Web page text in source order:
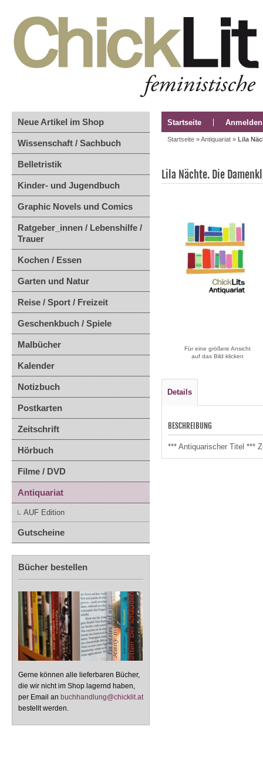
Neue Artikel im Shop
Wissenschaft / Sachbuch
Belletristik
Kinder- und Jugendbuch
Graphic Novels und Comics
Ratgeber_innen / Lebenshilfe /
Trauer
Kochen / Essen
Garten und Natur
Reise / Sport / Freizeit
Geschenkbuch / Spiele
Malbücher
Kalender
Notizbuch
Postkarten
Zeitschrift
Hörbuch
Filme / DVD
Antiquariat
AUF Edition
Gutscheine
Bücher bestellen
Gerne können alle lieferbaren Bücher,
die wir nicht im Shop lagernd haben,
per Email an buchhandlung@chicklit.at
bestellt werden.
Startseite Anmelden
Startseite »Antiquariat » Lila
Lila Nächte. Die
Für eine größere Ansicht
auf das Bild klicken
Details
BESCHREIBUNG
*** Antiquarischer Titel ***